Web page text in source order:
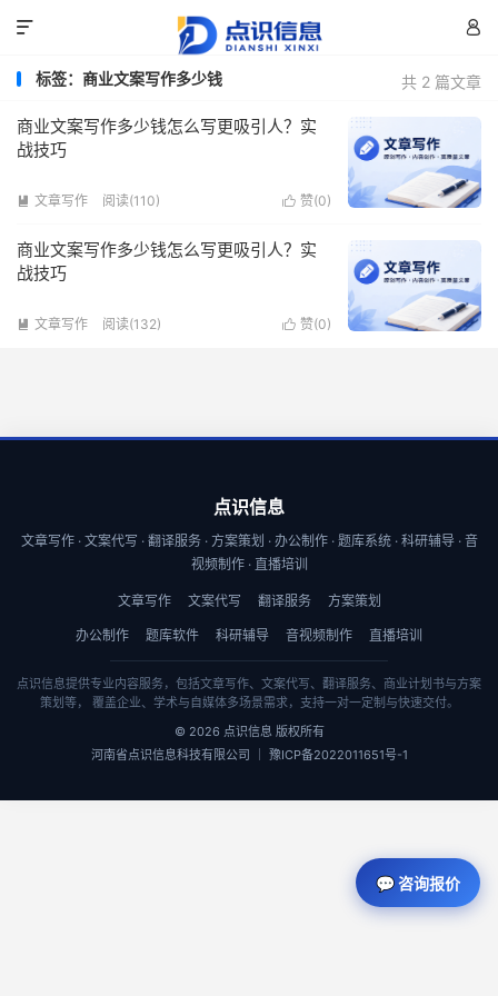


共 2 篇文章
标签：商业文案写作多少钱
商业文案写作多少钱怎么写更吸引人？实
战技巧
 赞(0)
 文章写作 阅读(110)
商业文案写作多少钱怎么写更吸引人？实
战技巧
 赞(0)
 文章写作 阅读(132)
点识信息
文章写作 · 文案代写 · 翻译服务 · 方案策划 · 办公制作 · 题库系统 · 科研辅导 · 音
视频制作 · 直播培训
文章写作 文案代写 翻译服务 方案策划
办公制作 题库软件 科研辅导 音视频制作 直播培训
点识信息提供专业内容服务，包括文章写作、文案代写、翻译服务、商业计划书与方案
策划等， 覆盖企业、学术与自媒体多场景需求，支持一对一定制与快速交付。
© 2026 点识信息 版权所有
河南省点识信息科技有限公司 ｜ 豫ICP备2022011651号-1
💬 咨询报价